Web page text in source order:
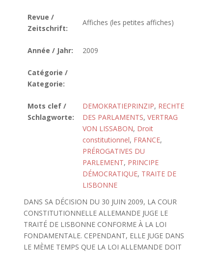
Revue /
Zeitschrift:
Affiches (les petites affiches)
Année / Jahr: 2009
Catégorie /
Kategorie:
Mots clef /
Schlagworte:
DEMOKRATIEPRINZIP, RECHTE
DES PARLAMENTS, VERTRAG
VON LISSABON, Droit
constitutionnel, FRANCE,
PRÉROGATIVES DU
PARLEMENT, PRINCIPE
DÉMOCRATIQUE, TRAITE DE
LISBONNE
DANS SA DÉCISION DU 30 JUIN 2009, LA COUR
CONSTITUTIONNELLE ALLEMANDE JUGE LE
TRAITÉ DE LISBONNE CONFORME À LA LOI
FONDAMENTALE. CEPENDANT, ELLE JUGE DANS
LE MÈME TEMPS QUE LA LOI ALLEMANDE DOIT